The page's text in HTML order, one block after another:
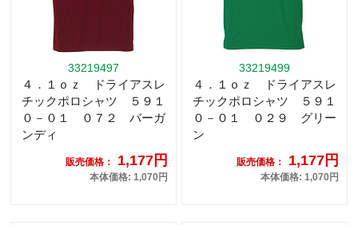
33219497
４．１ｏｚ ドライアスレ
チックポロシャツ ５９１
０－０１ ０７２ バーガ
ンディ
販売価格： 1,177円
本体価格: 1,070円
33219499
４．１ｏｚ ドライアスレ
チックポロシャツ ５９１
０－０１ ０２９ グリー
ン
販売価格： 1,177円
本体価格: 1,070円